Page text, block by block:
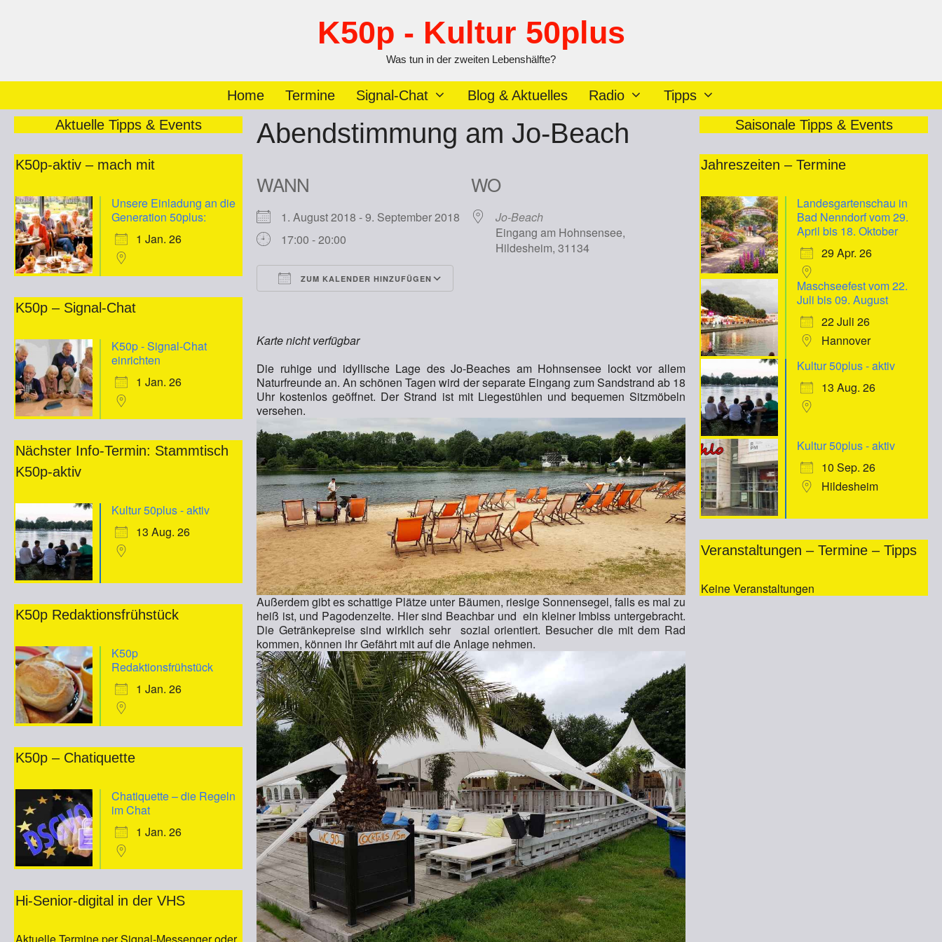
K50p - Kultur 50plus
Was tun in der zweiten Lebenshälfte?
Home Termine Signal-Chat Blog & Aktuelles Radio Tipps
Abendstimmung am Jo-Beach
WANN
1. August 2018 - 9. September 2018
17:00 - 20:00
ZUM KALENDER HINZUFÜGEN
iCalendar Office 365
WO
Jo-Beach
Eingang am Hohnsensee,
Hildesheim, 31134
Karte nicht verfügbar
Die ruhige und idyllische Lage des Jo-Beaches am Hohnsensee lockt vor allem
Naturfreunde an. An schönen Tagen wird der separate Eingang zum Sandstrand ab 18
Uhr kostenlos geöffnet. Der Strand ist mit Liegestühlen und bequemen Sitzmöbeln
versehen.
Außerdem gibt es schattige Plätze unter Bäumen, riesige Sonnensegel, falls es mal zu
heiß ist, und Pagodenzelte. Hier sind Beachbar und ein kleiner Imbiss untergebracht.
Die Getränkepreise sind wirklich sehr sozial orientiert. Besucher die mit dem Rad
kommen, können ihr Gefährt mit auf die Anlage nehmen.
Aktuelle Tipps & Events
K50p-aktiv – mach mit
Unsere Einladung an die
Generation 50plus:
1 Jan. 26
K50p – Signal-Chat
K50p - Signal-Chat
einrichten
1 Jan. 26
Nächster Info-Termin: Stammtisch
K50p-aktiv
Kultur 50plus - aktiv
13 Aug. 26
K50p Redaktionsfrühstück
K50p
Redaktionsfrühstück
1 Jan. 26
K50p – Chatiquette
Chatiquette – die Regeln
im Chat
1 Jan. 26
Hi-Senior-digital in der VHS
Saisonale Tipps & Events
Jahreszeiten – Termine
Landesgartenschau in
Bad Nenndorf vom 29.
April bis 18. Oktober
29 Apr. 26
Maschseefest vom 22.
Juli bis 09. August
22 Juli 26
Hannover
Kultur 50plus - aktiv
13 Aug. 26
Kultur 50plus - aktiv
10 Sep. 26
Hildesheim
Veranstaltungen – Termine – Tipps
Keine Veranstaltungen